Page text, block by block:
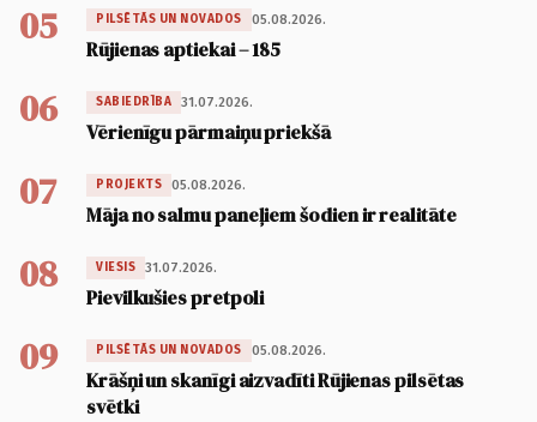
05 PILSĒTĀS UN NOVADOS 05.08.2026.
Rūjienas aptiekai – 185
06 SABIEDRĪBA 31.07.2026.
Vērienīgu pārmaiņu priekšā
07 PROJEKTS 05.08.2026.
Māja no salmu paneļiem šodien ir realitāte
08 VIESIS 31.07.2026.
Pievilkušies pretpoli
09 PILSĒTĀS UN NOVADOS 05.08.2026.
Krāšņi un skanīgi aizvadīti Rūjienas pilsētas
svētki